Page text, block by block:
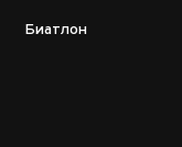
Биатлон